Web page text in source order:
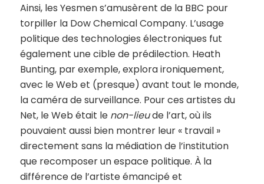
Ainsi, les Yesmen s’amusèrent de la BBC pour
torpiller la Dow Chemical Company. L’usage
politique des technologies électroniques fut
également une cible de prédilection. Heath
Bunting, par exemple, explora ironiquement,
avec le Web et (presque) avant tout le monde,
la caméra de surveillance. Pour ces artistes du
Net, le Web était le non-lieude l’art, où ils
pouvaient aussi bien montrer leur « travail »
directement sans la médiation de l’institution
que recomposer un espace politique. À la
différence de l’artiste émancipé et